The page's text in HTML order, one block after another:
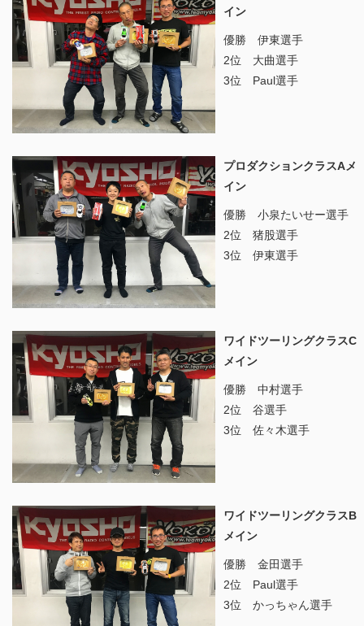
イン
優勝 伊東選手
2位 大曲選手
3位 Paul選手
プロダクションクラスAメ
イン
優勝 小泉たいせー選手
2位 猪股選手
3位 伊東選手
ワイドツーリングクラスC
メイン
優勝 中村選手
2位 谷選手
3位 佐々木選手
ワイドツーリングクラスB
メイン
優勝 金田選手
2位 Paul選手
3位 かっちゃん選手